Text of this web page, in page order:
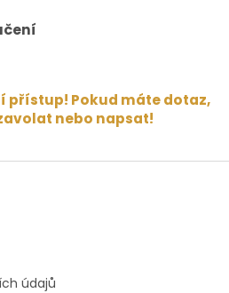
i
přístup! Pokud máte dotaz,
nebo napsat!
údajů